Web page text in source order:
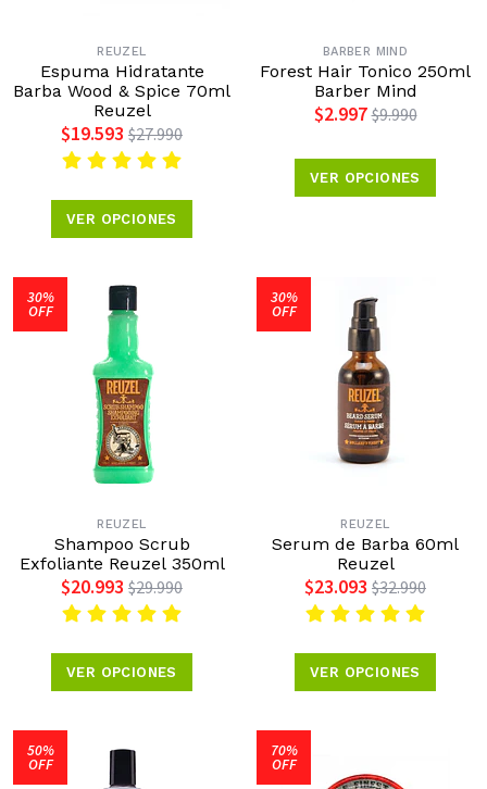
REUZEL
Espuma Hidratante
Barba Wood & Spice 70ml
Reuzel
$19.593 $27.990
VER OPCIONES
BARBER MIND
Forest Hair Tonico 250ml
Barber Mind
$2.997 $9.990
VER OPCIONES
30%
OFF
REUZEL
Shampoo Scrub
Exfoliante Reuzel 350ml
$20.993 $29.990
VER OPCIONES
30%
OFF
REUZEL
Serum de Barba 60ml
Reuzel
$23.093 $32.990
VER OPCIONES
50%
OFF
70%
OFF